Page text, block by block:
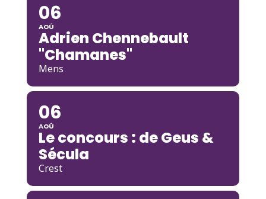
06
AOÛ
Adrien Chennebault
"Chamanes"
Mens
06
AOÛ
Le concours : de Geus &
Sécula
Crest